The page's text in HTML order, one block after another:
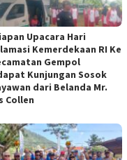
Upacara Hari
Kemerdekaan RI Ke
Gempol
Kunjungan Sosok
dari Belanda Mr.
Collen